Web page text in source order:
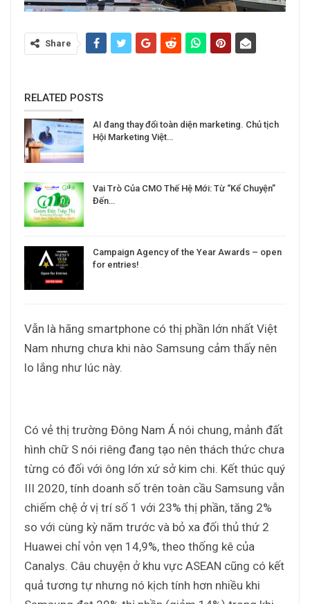
Share
RELATED POSTS
AI đang thay đổi toàn diện marketing. Chủ tịch
Hội Marketing Việt…
Vai Trò Của CMO Thế Hệ Mới: Từ “Kể Chuyện”
Đến…
Campaign Agency of the Year Awards – open
for entries!
Vẫn là hãng smartphone có thị phần lớn nhất Việt
Nam nhưng chưa khi nào Samsung cảm thấy nên
lo lắng như lúc này.
Có vẻ thị trường Đông Nam Á nói chung, mảnh đất
hình chữ S nói riêng đang tạo nên thách thức chưa
từng có đối với ông lớn xứ sở kim chi. Kết thúc quý
III 2020, tính doanh số trên toàn cầu Samsung vẫn
chiếm chệ ở vị trí số 1 với 23% thị phần, tăng 2%
so với cùng kỳ năm trước và bỏ xa đối thủ thứ 2
Huawei chỉ vỏn vẹn 14,9%, theo thống kê của
Canalys. Câu chuyện ở khu vực ASEAN cũng có kết
quả tương tự nhưng nó kịch tính hơn nhiều khi